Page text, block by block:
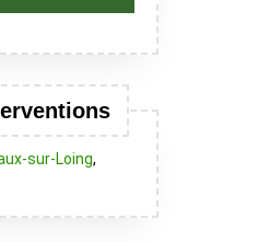
sur-Loing,